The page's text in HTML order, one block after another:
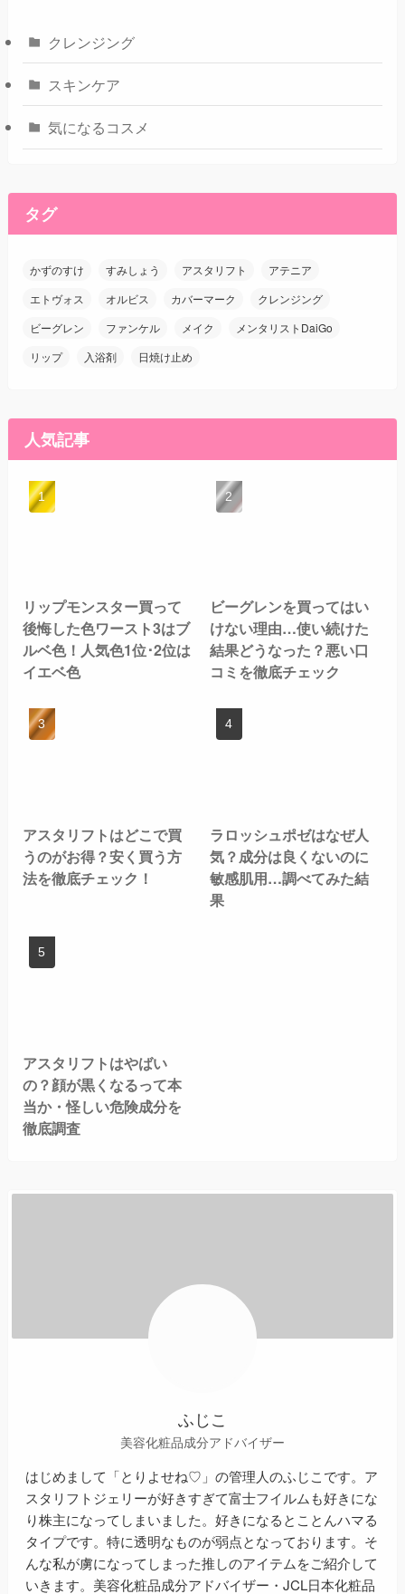
クレンジング
スキンケア
気になるコスメ
タグ
かずのすけ すみしょう アスタリフト
アテニア
エトヴォス
オルビス カバーマーク
クレンジング
ビーグレン
ファンケル メイク
メンタリストDaiGo
リップ
入浴剤 日焼け止め
人気記事
リップモンスター買って
後悔した色ワースト3はブ
ルベ色！人気色1位･2位は
イエベ色
ビーグレンを買ってはい
けない理由…使い続けた
結果どうなった？悪い口
コミを徹底チェック
アスタリフトはどこで買
うのがお得？安く買う方
法を徹底チェック！
ラロッシュポゼはなぜ人
気？成分は良くないのに
敏感肌用…調べてみた結
果
アスタリフトはやばい
の？顔が黒くなるって本
当か・怪しい危険成分を
徹底調査
ふじこ
美容化粧品成分アドバイザー
はじめまして「とりよせね♡」の管理人のふじこです。ア
スタリフトジェリーが好きすぎて富士フイルムも好きにな
り株主になってしまいました。好きになるとことんハマる
タイプです。特に透明なものが弱点となっております。そ
んな私が虜になってしまった推しのアイテムをご紹介して
いきます。美容化粧品成分アドバイザー・JCL日本化粧品